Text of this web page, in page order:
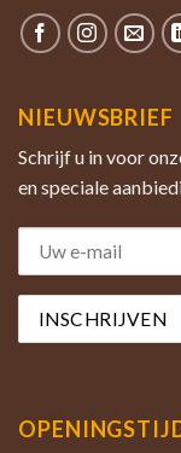
NIEUWSBRIEF
Schrijf u in voor
en speciale